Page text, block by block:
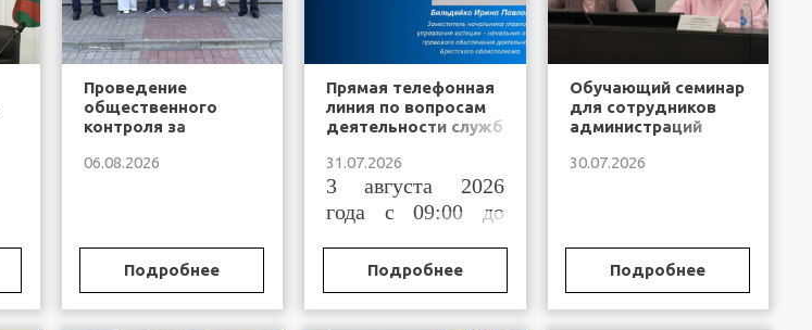
Проведение
общественного
контроля за
органов и
меры уголовной
ответственности
06.08.2026
Подробнее
Прямая телефонная
линия по вопросам
деятельности служб
Брестской области
31.07.2026
3 августа 2026
года с 09:00 до
Подробнее
Обучающий семинар
для сотрудников
администраций
Бреста и
функции по
государственной
регистрации
30.07.2026
Подробнее